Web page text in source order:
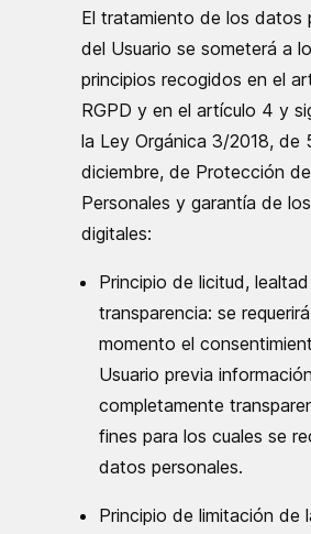
El tratamiento de los datos
del Usuario se someterá a
principios recogidos en el
RGPD y en el artículo 4 y
la Ley Orgánica 3/2018, de
diciembre, de Protección
Personales y garantía de
digitales:
Principio de licitud,
transparencia: se
momento el
Usuario previa información
completamente
fines para los cuales se
datos personales.
Principio de limitación de